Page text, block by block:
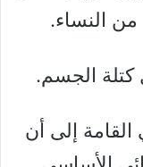
من النساء.
كتلة الجسم.
إلى أن